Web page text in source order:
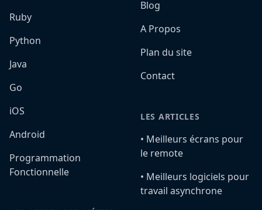
Ruby
Python
Java
Go
iOS
Android
Programmation
Fonctionnelle
Blog
A Propos
Plan du site
Contact
LES ARTICLES
•️ Meilleurs écrans pour
le remote
•️ Meilleurs logiciels pour
travail asynchrone